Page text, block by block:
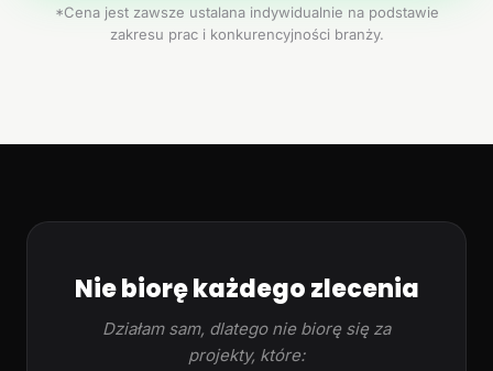
*Cena jest zawsze ustalana indywidualnie na podstawie
zakresu prac i konkurencyjności branży.
Nie biorę każdego zlecenia
Działam sam, dlatego nie biorę się za
projekty, które: